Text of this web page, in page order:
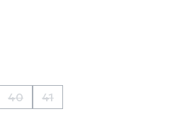
dostupna.)
nije dostupna.)
trenutno nije dostupna.)
opcija trenutno nije dostupna.)
40
(Ova opcija trenutno nije
41
(Ova opcija trenutno